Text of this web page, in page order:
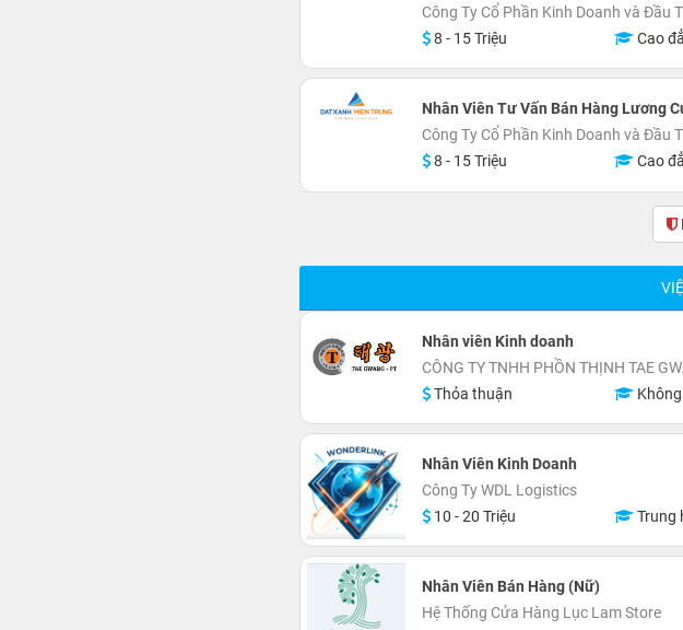
Công Ty Cổ Phần Kinh Doanh và Đầu
8 - 15 Triệu
Cao
Nhân Viên Tư Vấn Bán Hàng Lương
Công Ty Cổ Phần Kinh Doanh và Đầu
8 - 15 Triệu
Cao
Nhân viên Kinh doanh
CÔNG TY TNHH PHỒN THỊNH TAE
Thỏa thuận
Không
Nhân Viên Kinh Doanh
Công Ty WDL Logistics
10 - 20 Triệu
Trung
Nhân Viên Bán Hàng (Nữ)
Hệ Thống Cửa Hàng Lục Lam Store